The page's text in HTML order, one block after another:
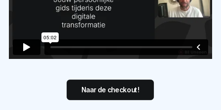
Naar de checkout!